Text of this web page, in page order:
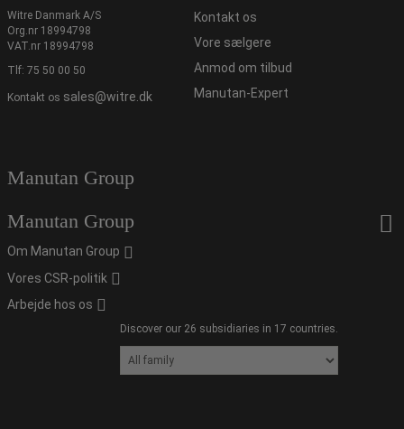
Witre Danmark A/S
Org.nr 18994798
VAT.nr 18994798
Tlf: 75 50 00 50
Kontakt os sales@witre.dk
Kontakt os
Vore sælgere
Anmod om tilbud
Manutan-Expert
Manutan Group
Manutan Group
Om Manutan Group
Vores CSR-politik
Arbejde hos os
Discover our 26 subsidiaries in 17 countries.